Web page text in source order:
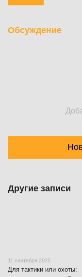
Обсуждение
Другие записи
11 сентября 2025
Для тактики или охоты: